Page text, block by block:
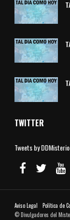
TWITTER
Tweets by DDMisterio
Aviso Legal Política de
© Divulgadores del